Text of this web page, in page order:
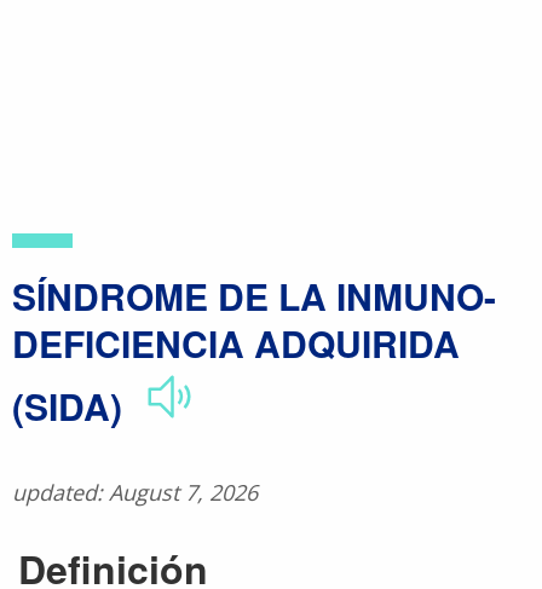
SÍNDROME DE LA INMUNO-
DEFICIENCIA ADQUIRIDA
(SIDA)
updated: August 7, 2026
Definición